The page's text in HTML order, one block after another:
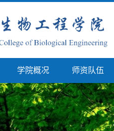
学院概况 师资队伍